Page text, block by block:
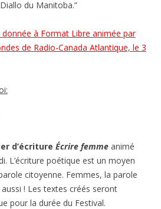
du Manitoba.”
donnée à Format Libre animée par
de Radio-Canada Atlantique, le 3
d’écriture Écrire femme animé
L’écriture poétique est un moyen
citoyenne. Femmes, la parole
! Les textes créés seront
pour la durée du Festival.